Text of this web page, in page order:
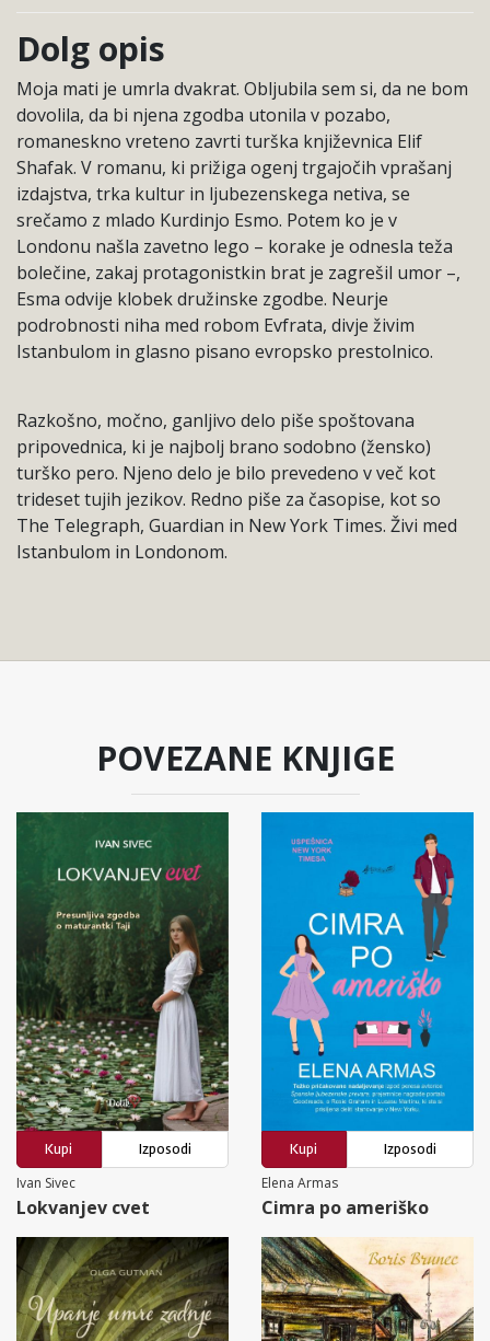
Dolg opis
Moja mati je umrla dvakrat. Obljubila sem si, da ne bom
dovolila, da bi njena zgodba utonila v pozabo,
romaneskno vreteno zavrti turška književnica Elif
Shafak. V romanu, ki prižiga ogenj trgajočih vprašanj
izdajstva, trka kultur in ljubezenskega netiva, se
srečamo z mlado Kurdinjo Esmo. Potem ko je v
Londonu našla zavetno lego – korake je odnesla teža
bolečine, zakaj protagonistkin brat je zagrešil umor –,
Esma odvije klobek družinske zgodbe. Neurje
podrobnosti niha med robom Evfrata, divje živim
Istanbulom in glasno pisano evropsko prestolnico.
Razkošno, močno, ganljivo delo piše spoštovana
pripovednica, ki je najbolj brano sodobno (žensko)
turško pero. Njeno delo je bilo prevedeno v več kot
trideset tujih jezikov. Redno piše za časopise, kot so
The Telegraph, Guardian in New York Times. Živi med
Istanbulom in Londonom.
POVEZANE KNJIGE
Kupi
Izposodi
Ivan Sivec
Lokvanjev cvet
Kupi
Izposodi
Elena Armas
Cimra po ameriško